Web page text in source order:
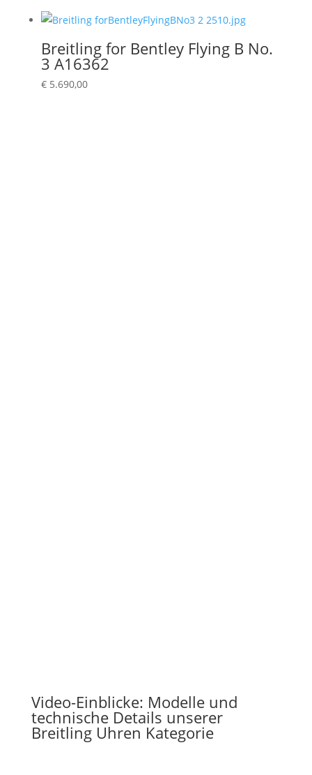
Breitling for Bentley Flying B No.
3 A16362
€5.690,00
Video-Einblicke: Modelle und
technische Details unserer
Breitling Uhren Kategorie